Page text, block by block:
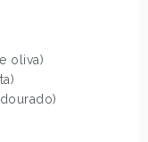
oliva)